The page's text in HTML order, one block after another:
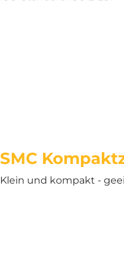
SMC
Klein und kompakt -